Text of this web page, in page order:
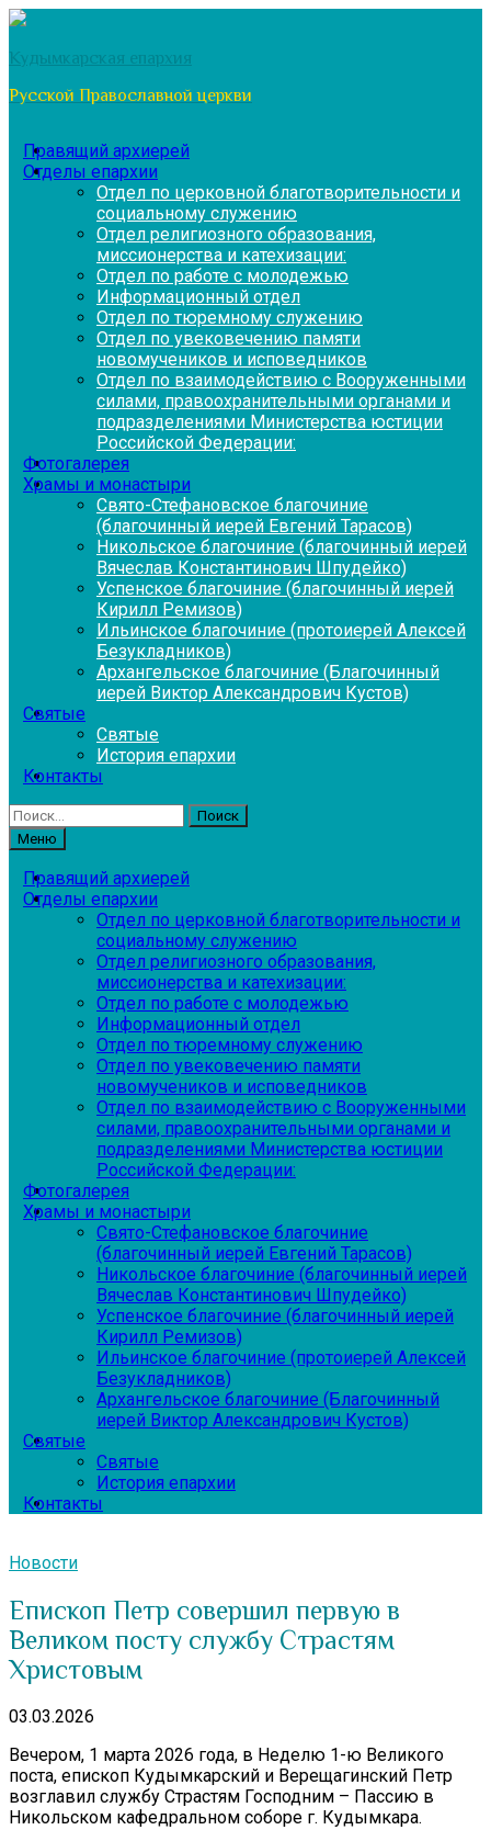
Перейти
содержимому
Кудымкарская епархия
Русской Православной церкви
Правящий архиерей
Отделы епархии
Отдел по церковной благотворительности и
социальному служению
Отдел религиозного образования,
миссионерства и катехизации:
Отдел по работе с молодежью
Информационный отдел
Отдел по тюремному служению
Отдел по увековечению памяти
новомучеников и исповедников
Отдел по взаимодействию с Вооруженными
силами, правоохранительными органами и
подразделениями Министерства юстиции
Российской Федерации:
Фотогалерея
Храмы и монастыри
Свято-Стефановское благочиние
(благочинный иерей Евгений Тарасов)
Никольское благочиние (благочинный иерей
Вячеслав Константинович Шпудейко)
Успенское благочиние (благочинный иерей
Кирилл Ремизов)
Ильинское благочиние (протоиерей Алексей
Безукладников)
Архангельское благочиние (Благочинный
иерей Виктор Александрович Кустов)
Святые
Святые
История епархии
Контакты
Найти:
Меню
Правящий архиерей
Отделы епархии
Отдел по церковной благотворительности и
социальному служению
Отдел религиозного образования,
миссионерства и катехизации:
Отдел по работе с молодежью
Информационный отдел
Отдел по тюремному служению
Отдел по увековечению памяти
новомучеников и исповедников
Отдел по взаимодействию с Вооруженными
силами, правоохранительными органами и
подразделениями Министерства юстиции
Российской Федерации:
Фотогалерея
Храмы и монастыри
Свято-Стефановское благочиние
(благочинный иерей Евгений Тарасов)
Никольское благочиние (благочинный иерей
Вячеслав Константинович Шпудейко)
Успенское благочиние (благочинный иерей
Кирилл Ремизов)
Ильинское благочиние (протоиерей Алексей
Безукладников)
Архангельское благочиние (Благочинный
иерей Виктор Александрович Кустов)
Святые
Святые
История епархии
Контакты
Новости
Епископ Петр совершил первую в
Великом посту службу Страстям
Христовым
03.03.2026
Вечером, 1 марта 2026 года, в Неделю 1-ю Великого
поста, епископ Кудымкарский и Верещагинский Петр
возглавил службу Страстям Господним – Пассию в
Никольском кафедральном соборе г. Кудымкара.